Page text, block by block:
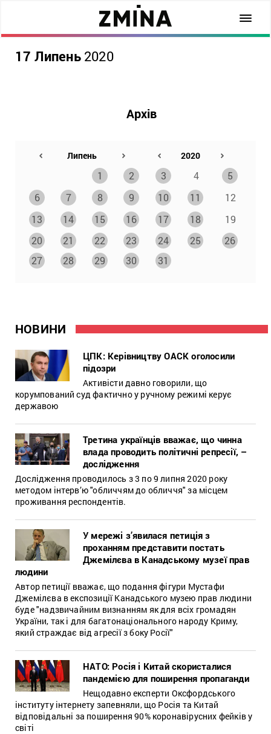
17 Липень 2020
НОВИНИ
ЦПК: Керівництву ОАСК оголосили
підозри
Активісти давно говорили, що
корумпований суд фактично у ручному режимі керує
державою
Третина українців вважає, що чинна
влада проводить політичні репресії, –
дослідження
Дослідження проводилось з 3 по 9 липня 2020 року
методом інтерв’ю "обличчям до обличчя" за місцем
проживання респондентів.
У мережі з’явилася петиція з
проханням представити постать
Джемілєва в Канадському музеї прав
людини
Автор петиції вважає, що подання фігури Мустафи
Джемілєва в експозиції Канадського музею прав людини
буде "надзвичайним визнанням як для всіх громадян
України, так і для багатонаціонального народу Криму,
який страждає від агресії з боку Росії"
НАТО: Росія і Китай скористалися
пандемією для поширення пропаганди
Нещодавно експерти Оксфордського
інституту інтернету запевняли, що Росія та Китай
відповідальні за поширення 90% коронавірусних фейків у
світі
Архів
1 2 3 4
5
6
7 8 9 10 11
12
13
14 15 16 17 18
19
20
21 22 23 24 25
26
27
28 29 30 31